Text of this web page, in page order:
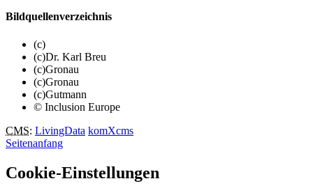
Bildquellenverzeichnis
(c)
(c)Dr. Karl Breu
(c)Gronau
(c)Gronau
(c)Gutmann
© Inclusion Europe
CMS: LivingData komXcms
Seitenanfang
Cookie-Einstellungen